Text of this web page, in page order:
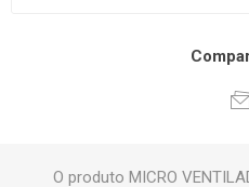
O produto MICRO